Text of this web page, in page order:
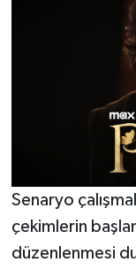
Senaryo
çekimlerin
düzenlenmesi